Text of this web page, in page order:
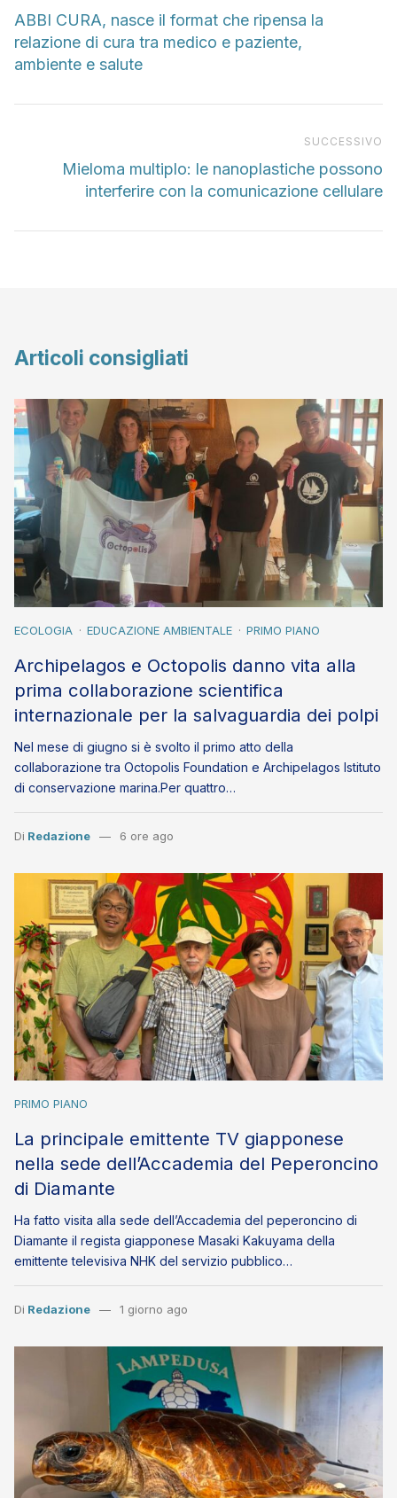
ABBI CURA, nasce il format che ripensa la
relazione di cura tra medico e paziente,
ambiente e salute
SUCCESSIVO
Mieloma multiplo: le nanoplastiche possono
interferire con la comunicazione cellulare
Articoli consigliati
ECOLOGIA EDUCAZIONE AMBIENTALE PRIMO PIANO
Archipelagos e Octopolis danno vita alla
prima collaborazione scientifica
internazionale per la salvaguardia dei polpi
Nel mese di giugno si è svolto il primo atto della
collaborazione tra Octopolis Foundation e Archipelagos Istituto
di conservazione marina.Per quattro…
Di Redazione 6 ore ago
PRIMO PIANO
La principale emittente TV giapponese
nella sede dell’Accademia del Peperoncino
di Diamante
Ha fatto visita alla sede dell’Accademia del peperoncino di
Diamante il regista giapponese Masaki Kakuyama della
emittente televisiva NHK del servizio pubblico…
Di Redazione 1 giorno ago